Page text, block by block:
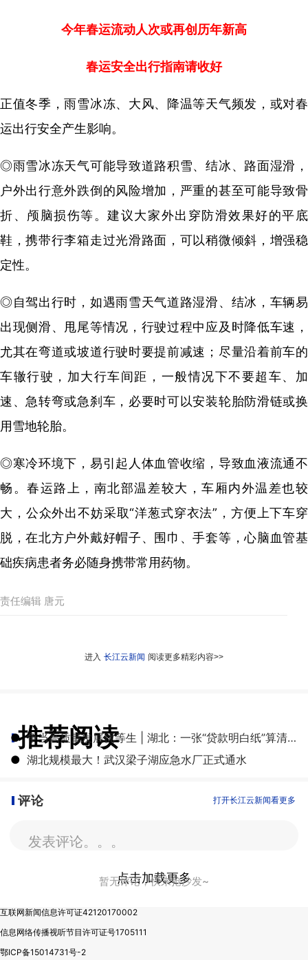
今年春运流动人次或再创历年新高
春运安全出行指南请收好
正值冬季，雨雪冰冻、大风、降温等天气频发，或对春
运出行安全产生影响。
◎雨雪冰冻天气可能导致道路积雪、结冰、路面湿滑，
户外出行意外跌倒的风险增加，严重的甚至可能导致骨
折、颅脑损伤等。建议大家外出穿防滑效果好的平底
鞋，携带行李箱走过光滑路面，可以稍微倾斜，增强稳
定性。
◎自驾出行时，如遇雨雪天气道路湿滑、结冰，车辆易
出现侧滑、甩尾等情况，行驶过程中应及时降低车速，
尤其在弯道或坡道行驶时要提前减速；尽量沿着前车的
车辙行驶，加大行车间距，一般情况下不要超车、加
速、急转弯或急刹车，必要时可以安装轮胎防滑链或换
用雪地轮胎。
◎寒冷环境下，易引起人体血管收缩，导致血液流通不
畅。春运路上，南北部温差较大，车厢内外温差也较
大，公众外出不妨采取“洋葱式穿衣法”，方便上下车穿
脱，在北方户外戴好帽子、围巾、手套等，心脑血管基
础疾病患者务必随身携带常用药物。
责任编辑 唐元
进入 长江云新闻 阅读更多精彩内容>>
推荐阅读
●
争当高质量发展优等生 | 湖北：一张“贷款明白纸”算清融资成本账
● 湖北规模最大！武汉梁子湖应急水厂正式通水
评论 打开长江云新闻看更多
发表评论。。。
暂无评论，快来抢沙发~
点击加载更多
互联网新闻信息许可证42120170002
信息网络传播视听节目许可证号1705111
鄂ICP备15014731号-2